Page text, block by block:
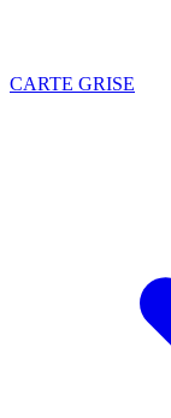
CARTE GRISE